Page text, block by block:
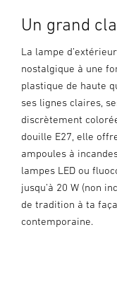
Un grand
La lampe
nostalgique à une
plastique de haute
ses lignes claires,
discrètement
douille E27, elle
ampoules à
lampes LED ou
jusqu’à 20 W (non
de tradition à ta
contemporaine.